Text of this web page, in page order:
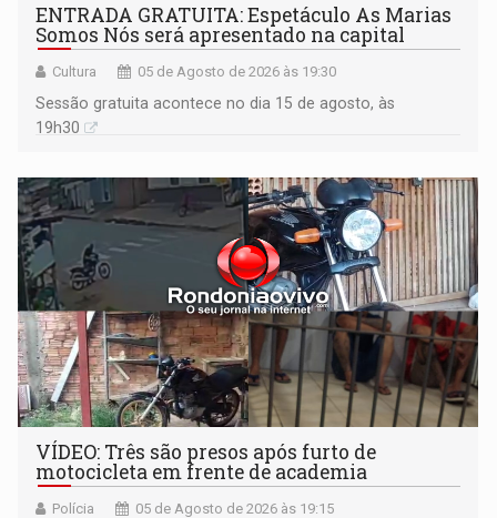
ENTRADA GRATUITA: Espetáculo As Marias
Somos Nós será apresentado na capital
Cultura 05 de Agosto de 2026 às 19:30
Sessão gratuita acontece no dia 15 de agosto, às
19h30
VÍDEO: Três são presos após furto de
motocicleta em frente de academia
Polícia 05 de Agosto de 2026 às 19:15